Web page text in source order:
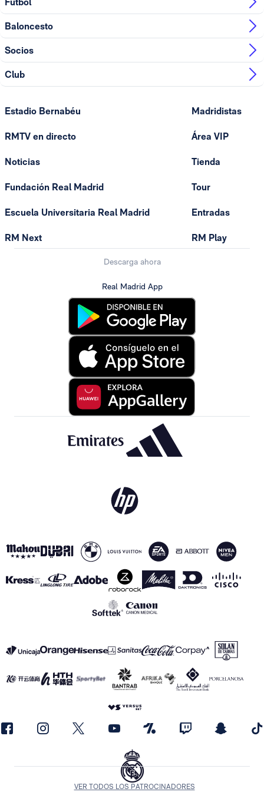
Baloncesto
Socios
Club
Estadio Bernabéu
RMTV en directo
Noticias
Fundación Real Madrid
Escuela Universitaria Real Madrid
RM Next
Madridistas
Área VIP
Tienda
Tour
Entradas
RM Play
Descarga ahora
Real Madrid App
VER TODOS LOS PATROCINADORES